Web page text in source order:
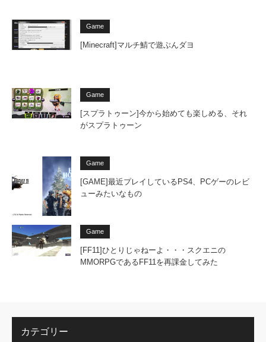
Game
[Minecraft]マルチ鯖で遊ぶんダヨ
Game
[スプラトゥーン]今から始めても楽しめる、それ
がスプラトゥーン
Game
[GAME]最近プレイしているPS4、PCゲーのレビ
ューみたいなもの
Game
[FF11]ひとりじゃねーよ・・・スクエニの
MMORPGであるFF11を再課金してみた
カテゴリー